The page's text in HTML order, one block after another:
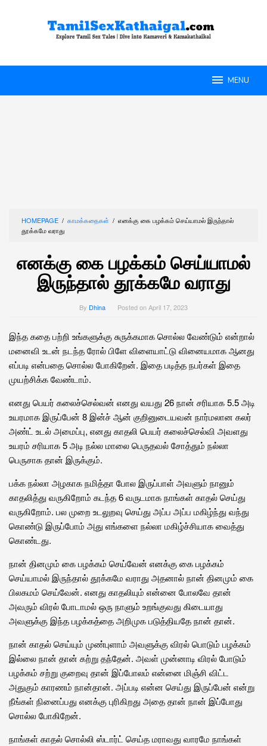
MENU
HOMEPAGE / காமக்கதைகள் / எனக்கு கை பழக்கம் செய்யாமல் இருந்தால்
தூக்கமே வராது
எனக்கு கை பழக்கம் செய்யாமல்
இருந்தால் தூக்கமே வராது
By Dhina Posted on April 17, 2023
இந்த கதை பற்றி உங்களுக்கு சுருக்கமாக சொல்ல வேண்டும் என்றால்
மனைவி உடன் நடந்த ரோல் பிளே விளையாட்டு வினையமாக ஆனது
எப்படி என்பதை சொல்ல போகிறேன். இதை படித்த நபர்கள் இதை
முயற்சிக்க வேண்டாம்.
எனது பெயர் கலைச்செல்வன் எனது வயது 26 நான் சரியாக 5.5 அடி
உயரமாக இருப்பேன் 8 இன்ச் ஆன் குறினுடையவன் நார்மலான கலர்
அண்ட் உடல் அமைப்பு, எனது காதலி பெயர் கலைச்செல்வி அவளது
உயரம் சரியாக 5 அடி நல்ல மாலை பெருதவல் சோத்தும் நல்லா
பெருசாக தான் இருக்கும்.
பக்க நல்லா அழகாக நமித்தா போல இருப்பாள் அவளும் நானும்
காதலித்து வருகிறோம் கடந்த 6 வருடமாக நாங்கள் காதல் செய்து
வருகிறோம். பல முறை உடலுறவு செய்து அப்ப அப்ப மகிழ்ந்து வந்து
கொண்டு இருப்போம் அது எங்களை நல்லா மகிழ்ச்சியாக வைத்து
கொண்டது.
நான் தினமும் கை பழக்கம் செய்வேன் எனக்கு கை பழக்கம்
செய்யாமல் இருந்தால் தூக்கமே வராது அதனால் நான் தினமும் கை
பிலகமம் செய்வேன். எனது காதலியும் என்னை போலவே தான்
அவரும் விரல் போடாமல் ஒரு நாளும் உறங்குவது கிடையாது
அவளுக்கு இந்த பழக்கத்தை அறிமுக படுத்தியதே நான் தான்.
நான் காதல் செய்யும் முண்புளாம் அவளுக்கு விரல் பொடும் பழக்கம்
இல்லை நான் தான் கற்று தந்தேன். அவள் முன்னாடி விரல் போடும்
பழக்கம் சற்று குறைவு தான் இப்போலம் என்னை மிஞ்சி விட்ட
அதுகும் காரணம் நான்தான். அப்படி என்ன செய்து இருப்பேன் என்று
நீங்கள் நினைப்பது எனக்கு புரிகிறது அதை தான் நான் இப்போது
சொல்ல போகிறேன்.
நாங்கள் காதல் சொல்லி ஸ்டார்ட் செய்த மராவது வாரமே நாங்கள்